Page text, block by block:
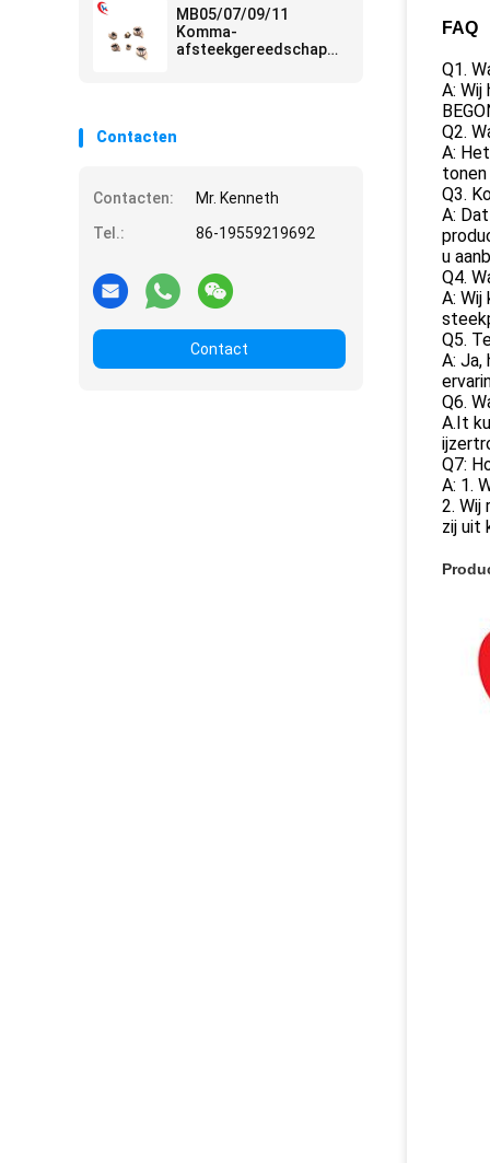
Hardmetalen
groefwisselplaten
MB05/07/09/11
Komma-
afsteekgereedschap
Contacten
Contacten:
Mr. Kenneth
Tel.:
86-19559219692
Contact
FAQ
Q1.
A:
Q2.
A:
Q3.
A:
u
Q4.
A:
Q5.
A: Ja,
Q6.
A.It
Q7:
A: 1.
2. Wij
zij uit